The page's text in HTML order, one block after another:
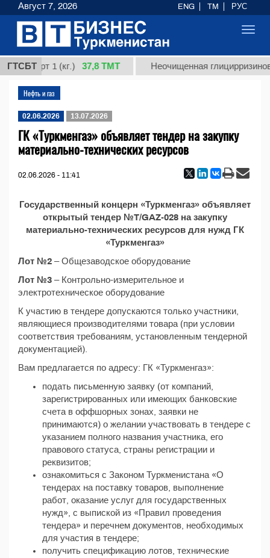
ГТСБТ
сорт 1 (кг.) 37,8 ТМТ Неочищенная
Нефть и газ
02.06.2026 13.07.2026
ГК «Туркменгаз» объявляет тендер на закупку
материально-технических ресурсов
02.06.2026 - 11:41
Государственный концерн «Туркменгаз» объявляет
открытый тендер №T/GAZ-028 на закупку
материально-технических ресурсов для нужд ГК
«Туркменгаз»
Лот №2 – Общезаводское оборудование
Лот №3 – Контрольно-измерительное и
электротехническое оборудование
К участию в тендере допускаются только участники,
являющиеся производителями товара (при условии
соответствия требованиям, установленным тендерной
документацией).
Вам предлагается по адресу: ГК «Туркменгаз»:
подать письменную заявку (от компаний,
зарегистрированных или имеющих банковские
счета в оффшорных зонах, заявки не
принимаются) о желании участвовать в тендере с
указанием полного названия участника, его
правового статуса, страны регистрации и
реквизитов;
ознакомиться с Законом Туркменистана «О
тендерах на поставку товаров, выполнение
работ, оказание услуг для государственных
нужд», с выпиской из «Правил проведения
тендера» и перечнем документов, необходимых
для участия в тендере;
получить спецификацию лотов, технические
Август 7, 2026 ENG TM РУС